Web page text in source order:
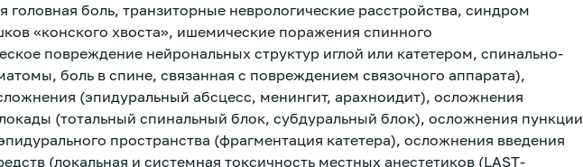
головная боль, транзиторные неврологические расстройства, синдром
«конского хвоста», ишемические поражения спинного
повреждение нейрональных структур иглой или катетером, спинально-
боль в спине, связанная с повреждением связочного аппарата),
(эпидуральный абсцесс, менингит, арахноидит), осложнения
(тотальный спинальный блок, субдуральный блок), осложнения пункции
пространства (фрагментация катетера), осложнения введения
(локальная и системная токсичность местных анестетиков (LAST-